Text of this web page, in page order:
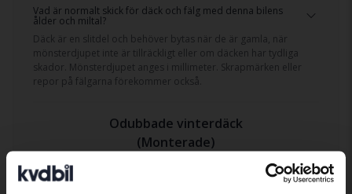
Vad är normalt skick för däck och fälg med denna bilens
ålder och miltal?
Däck är en slitdel och behöver bytas när de är gamla, när
mönsterdjupet inte är tillräckligt eller om däcken har tydliga
skador. Mönsterdjupet anges i millimeter. Skrapmärken eller
repor på fälgarna förekommer också.
Odubbade vinterdäck
(Monterade)